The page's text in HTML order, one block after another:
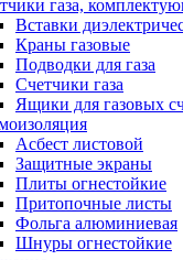
газа,
Вставки
Краны газовые
Подводки для газа
Счетчики газа
Ящики для газовых
Асбест листовой
Защитные экраны
Плиты огнестойкие
Притопочные листы
Фольга алюминиевая
Шнуры огнестойкие